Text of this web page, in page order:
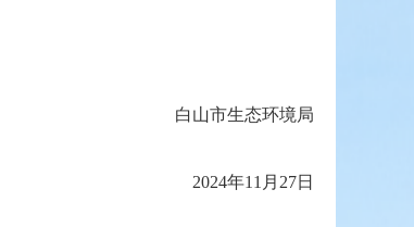
白山市生态环境局
2024年11月27日